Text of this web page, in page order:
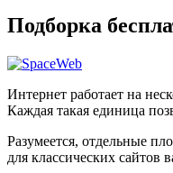
Подборка
Интернет работает на
Каждая такая единица
Разумеется, отдельные
для классических сайтов